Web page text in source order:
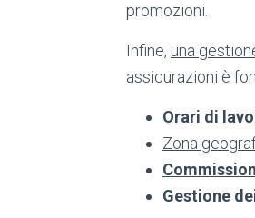
promozioni.
Infine, una
assicurazioni è
Orari di
Zona
Gestione